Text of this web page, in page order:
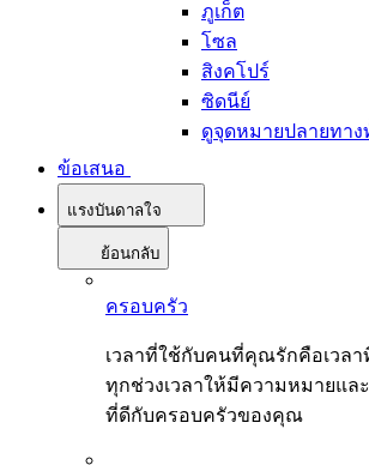
ภูเก็ต
โซล
สิงคโปร์
ซิดนีย์
ดูจุดหมายปลายทา
ข้อเสนอ
แรงบันดาลใจ
ย้อนกลับ
ครอบครัว
เวลาที่ใช้กับคนที่คุณรักคือเวล
ทุกช่วงเวลาให้มีความหมายแล
ที่ดีกับครอบครัวของคุณ